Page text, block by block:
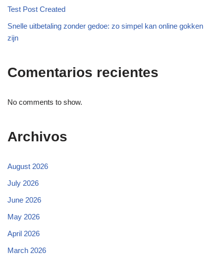
Test Post Created
Snelle uitbetaling zonder gedoe: zo simpel kan online gokken
zijn
Comentarios recientes
No comments to show.
Archivos
August 2026
July 2026
June 2026
May 2026
April 2026
March 2026